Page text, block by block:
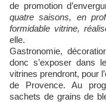
de promotion
quatre saisons, en
formidable vitrine,
elle.
Gastronomie,
donc s’exposer dans
vitrines prendront, pour
de Provence. Au
sachets de grains de